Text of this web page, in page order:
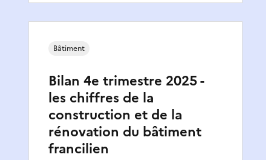
Bilan 4e trimestre 2025 -
les chiffres de la
construction et de la
rénovation du bâtiment
francilien
Bâtiment